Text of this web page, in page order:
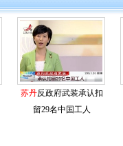
苏丹反政府武装承认扣
留29名中国工人